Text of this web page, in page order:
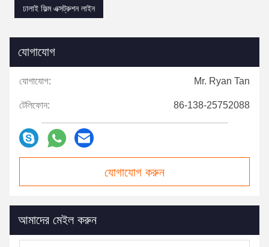
ঢালাই ফিল্ম এক্সট্রুশন লাইন
যোগাযোগ
যোগাযোগ: Mr. Ryan Tan
টেলিফোন: 86-138-25752088
যোগাযোগ করুন
আমাদের মেইল ​​করুন